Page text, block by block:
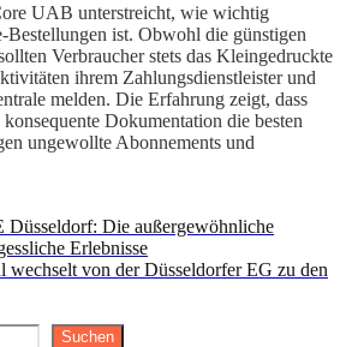
UAB unterstreicht, wie wichtig
Bestellungen ist. Obwohl die günstigen
Verbraucher stets das Kleingedruckte
ihrem Zahlungsdienstleister und
melden. Die Erfahrung zeigt, dass
Dokumentation die besten
ungewollte Abonnements und
Die außergewöhnliche
Erlebnisse
wechselt von der Düsseldorfer EG zu den
Suchen